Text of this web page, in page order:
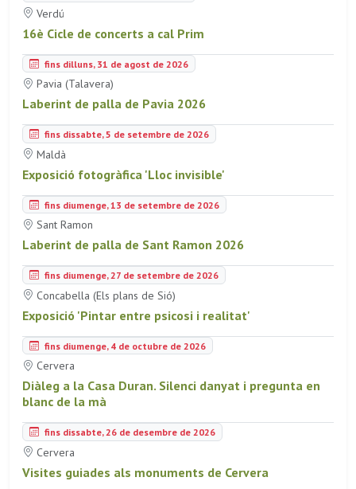
Verdú
16è Cicle de concerts a cal Prim
fins dilluns, 31 de agost de 2026
Pavia (Talavera)
Laberint de palla de Pavia 2026
fins dissabte, 5 de setembre de 2026
Maldà
Exposició fotogràfica 'Lloc invisible'
fins diumenge, 13 de setembre de 2026
Sant Ramon
Laberint de palla de Sant Ramon 2026
fins diumenge, 27 de setembre de 2026
Concabella (Els plans de Sió)
Exposició 'Pintar entre psicosi i realitat'
fins diumenge, 4 de octubre de 2026
Cervera
Diàleg a la Casa Duran. Silenci danyat i pregunta en
blanc de la mà
fins dissabte, 26 de desembre de 2026
Cervera
Visites guiades als monuments de Cervera